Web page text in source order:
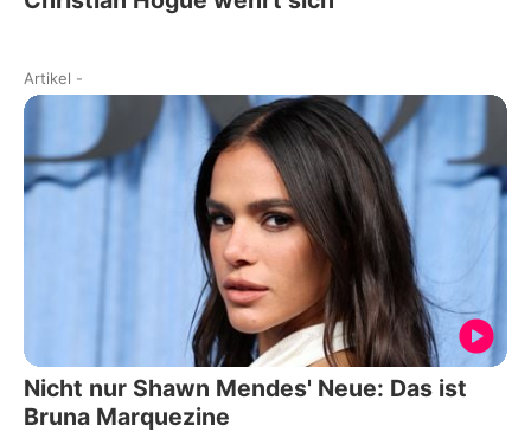
Artikel -
Nicht nur Shawn Mendes' Neue: Das ist
Bruna Marquezine